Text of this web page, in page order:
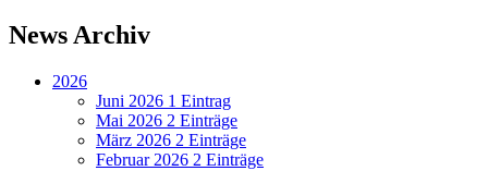
News Archiv
2026
Juni 2026 1 Eintrag
Mai 2026 2 Einträge
März 2026 2 Einträge
Februar 2026 2 Einträge